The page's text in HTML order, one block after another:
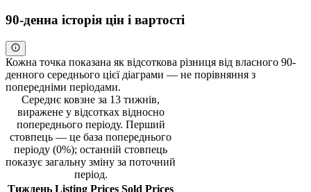
90-денна історія цін і вартості
Кожна точка показана як відсоткова різниця від власного 90-
денного середнього цієї діаграми — не порівняння з
попередніми періодами.
Середнє ковзне за 13 тижнів,
виражене у відсотках відносно
попереднього періоду. Перший
стовпець — це база попереднього
періоду (0%); останній стовпець
показує загальну зміну за поточний
період.
Тиждень Listing Prices Sold Prices